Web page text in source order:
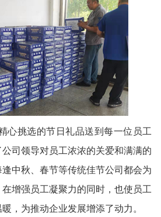
心挑选的节日礼品送到每一位员工
司领导对员工浓浓的关爱和满满的
中秋、春节等传统佳节公司都会为
增强员工凝聚力的同时，也使员工
，为推动企业发展增添了动力。